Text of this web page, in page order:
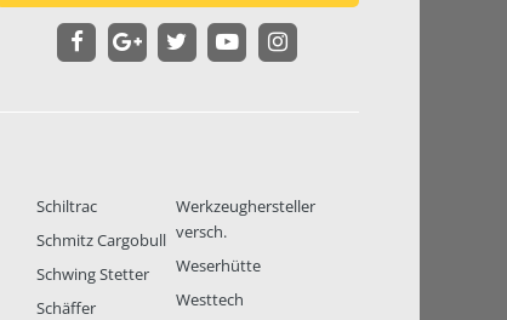
Schiltrac
Schmitz Cargobull
Schwing Stetter
Schäffer
Werkzeughersteller
versch.
Weserhütte
Westtech